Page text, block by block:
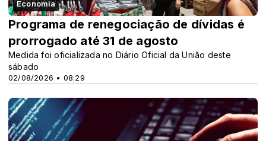
Economia
02/08/2026 • 08:29
Programa de renegociação de dívidas é
prorrogado até 31 de agosto
Medida foi oficializada no Diário Oficial da União deste
sábado